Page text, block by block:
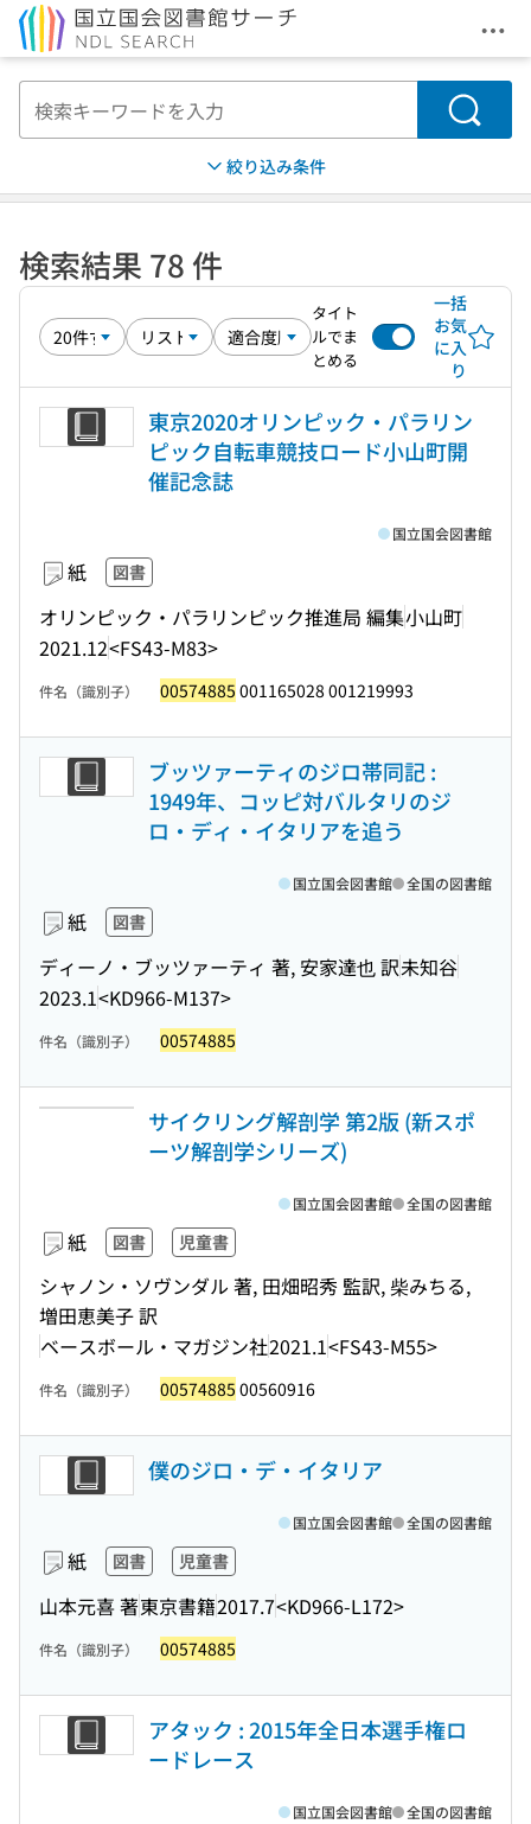
メ
検索
絞り込み条件
検索結果 78 件
タイト
ルでま
とめる
一括
お気
に入
り
東京2020オリンピック・パラリン
ピック自転車競技ロード小山町開
催記念誌
紙 図書
オリンピック・パラリンピック推進局 編集小山町
2021.12<FS43-M83>
国立国会図書館
件名（識別子） 00574885 001165028 001219993
ブッツァーティのジロ帯同記 :
1949年、コッピ対バルタリのジ
ロ・ディ・イタリアを追う
紙 図書
ディーノ・ブッツァーティ 著, 安家達也 訳未知谷
2023.1<KD966-M137>
国立国会図書館 全国の図書館
件名（識別子） 00574885
サイクリング解剖学 第2版 (新スポ
ーツ解剖学シリーズ)
紙 図書 児童書
シャノン・ソヴンダル 著, 田畑昭秀 監訳, 柴みちる,
増田恵美子 訳
ベースボール・マガジン社2021.1<FS43-M55>
国立国会図書館 全国の図書館
件名（識別子） 00574885 00560916
僕のジロ・デ・イタリア
紙 図書 児童書
山本元喜 著東京書籍2017.7<KD966-L172>
国立国会図書館 全国の図書館
件名（識別子） 00574885
アタック : 2015年全日本選手権ロ
ードレース
国立国会図書館 全国の図書館